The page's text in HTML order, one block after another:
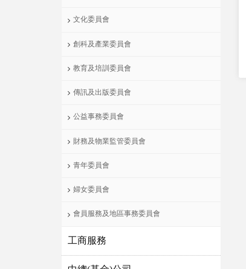
文化委員會
創科及產業委員會
教育及培訓委員會
傳訊及出版委員會
公益事務委員會
財務及物業監管委員會
青年委員會
婦女委員會
會員服務及地區事務委員會
工商服務